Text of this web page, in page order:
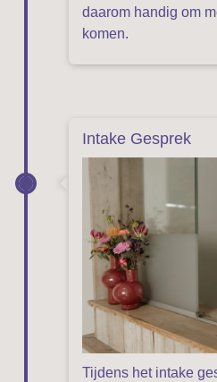
daarom handig om
komen.
Intake Gesprek
Tijdens het intake